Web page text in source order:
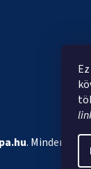
. Minden jog